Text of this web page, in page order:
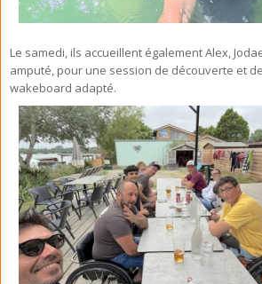
Le samedi, ils accueillent également Alex,
amputé, pour une session de découverte et
wakeboard adapté.